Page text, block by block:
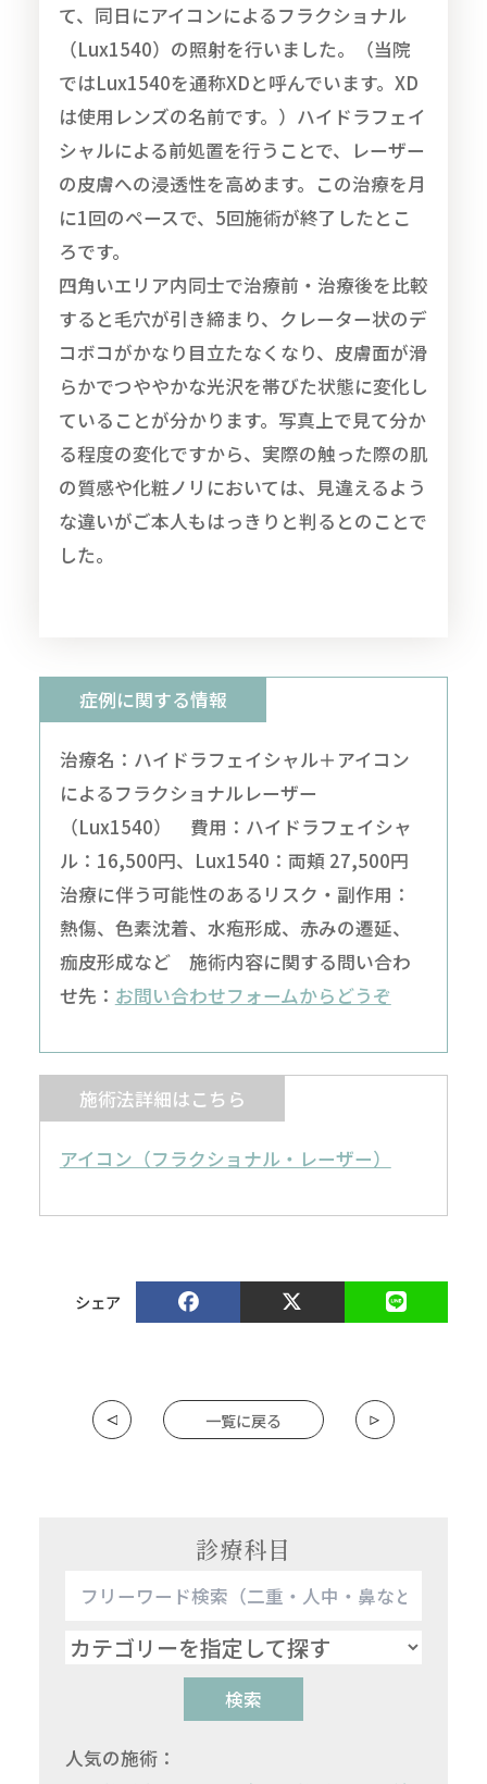
て、同日にアイコンによるフラクショナル
（Lux1540）の照射を行いました。（当院
ではLux1540を通称XDと呼んでいます。XD
は使用レンズの名前です。）ハイドラフェイ
シャルによる前処置を行うことで、レーザー
の皮膚への浸透性を高めます。この治療を月
に1回のペースで、5回施術が終了したとこ
ろです。
四角いエリア内同士で治療前・治療後を比較
すると毛穴が引き締まり、クレーター状のデ
コボコがかなり目立たなくなり、皮膚面が滑
らかでつややかな光沢を帯びた状態に変化し
ていることが分かります。写真上で見て分か
る程度の変化ですから、実際の触った際の肌
の質感や化粧ノリにおいては、見違えるよう
な違いがご本人もはっきりと判るとのことで
した。
症例に関する情報
治療名：ハイドラフェイシャル＋アイコン
によるフラクショナルレーザー
（Lux1540） 費用：ハイドラフェイシャ
ル：16,500円、Lux1540：両頬 27,500円
治療に伴う可能性のあるリスク・副作用：
熱傷、色素沈着、水疱形成、赤みの遷延、
痂皮形成など 施術内容に関する問い合わ
せ先： お問い合わせフォームからどうぞ
施術法詳細はこちら
アイコン（フラクショナル・レーザー）
シェア
一覧に戻る
診療科目
検索
人気の施術：